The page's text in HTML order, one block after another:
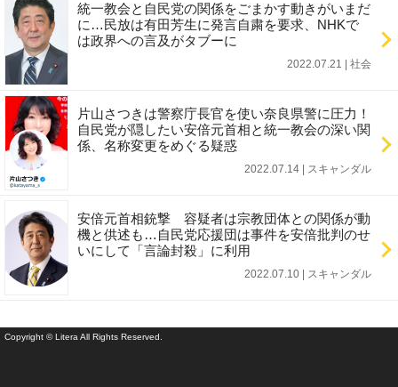
統一教会と自民党の関係をごまかす動きがいまだ
に…民放は有田芳生に発言自粛を要求、NHKで
は政界への言及がタブーに
2022.07.21 | 社会
片山さつきは警察庁長官を使い奈良県警に圧力！
自民党が隠したい安倍元首相と統一教会の深い関
係、名称変更をめぐる疑惑
2022.07.14 | スキャンダル
安倍元首相銃撃 容疑者は宗教団体との関係が動
機と供述も…自民党応援団は事件を安倍批判のせ
いにして「言論封殺」に利用
2022.07.10 | スキャンダル
Copyright © Litera All Rights Reserved.